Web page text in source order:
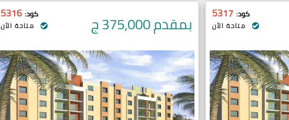
كود: 5317
متاحة الآن بمقدم 375,000 ج كود: 5316
متاحة الآن